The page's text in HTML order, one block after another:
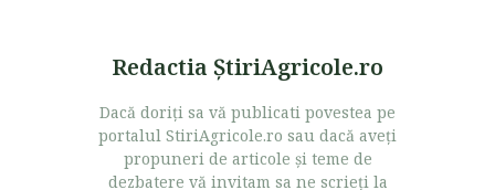
Redactia ŞtiriAgricole.ro
Dacă doriţi sa vă publicati povestea pe
portalul StiriAgricole.ro sau dacă aveţi
propuneri de articole şi teme de
dezbatere vă invitam sa ne scrieţi la